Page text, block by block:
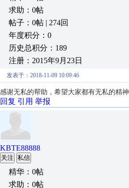
求助：0帖
帖子：0帖 | 274回
年度积分：0
历史总积分：189
注册：2015年9月23日
发表于：2018-11-09 10:09:46
感谢无私的帮助，希望大家都有无私的精神
回复 引用 举报
KBTE88888
关注 私信
精华：0帖
求助：0帖